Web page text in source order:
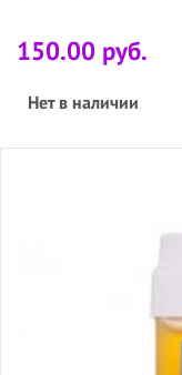
150.00 руб.
Нет в наличии